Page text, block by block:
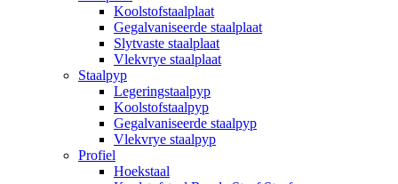
Koolstofstaalplaat
Gegalvaniseerde staalplaat
Slytvaste staalplaat
Vlekvrye staalplaat
Staalpyp
Legeringstaalpyp
Koolstofstaalpyp
Gegalvaniseerde staalpyp
Vlekvrye staalpyp
Profiel
Hoekstaal